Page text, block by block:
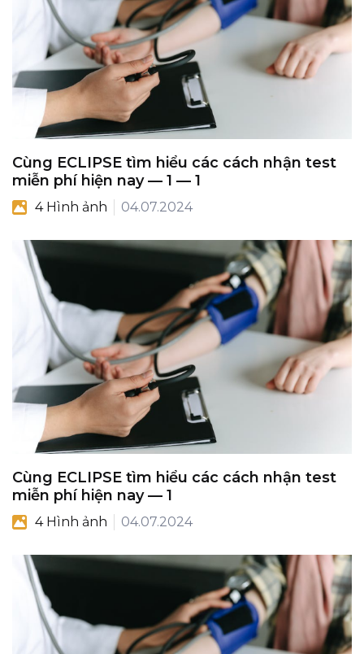
Cùng ECLIPSE tìm hiểu các cách nhận test
miễn phí hiện nay — 1 — 1
4 Hình ảnh 04.07.2024
Cùng ECLIPSE tìm hiểu các cách nhận test
miễn phí hiện nay — 1
4 Hình ảnh 04.07.2024